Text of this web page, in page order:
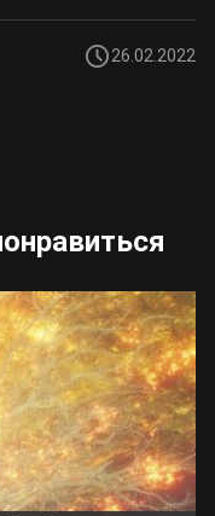
26.02.2022